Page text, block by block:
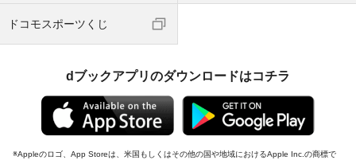
ドコモスポーツくじ
dブックアプリのダウンロードはコチラ
Appleのロゴ、App Storeは、米国もしくはその他の国や地域におけるApple Inc.の商標で